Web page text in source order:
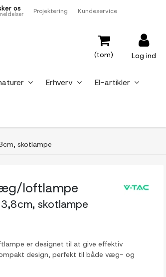
os Projektering Kundeservice
Log ind
(tom)
Erhverv El-artikler
skotlampe
loftlampe
skotlampe
er designet til at give effektiv
design, perfekt til både væg- og